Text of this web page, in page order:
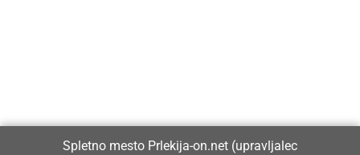
Glavni in odgovorni urednik:
Dejan RazlagSpletno mesto Prlekija-on.net (upravljalec